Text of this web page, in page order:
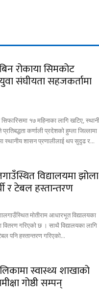
रोकाया सिमकोट
संघीयता सहजकर्तामा
सिफारिसमा १७ महिनाका लागि खटिए,
कर्णाली प्रदेशको हुम्ला जिल्लामा
स्थानीय शासन प्रणालीलाई थप सुदृढ र...
विद्यालयमा झोला
र टेबल हस्तान्तरण
मोतीराम आधारभूत विद्यालयका
वितरण गरिएको छ । साथै विद्यालयका लागि
पनि हस्तान्तरण गरिएको...
स्वास्थ्य शाखाको
गोष्ठी सम्पन्